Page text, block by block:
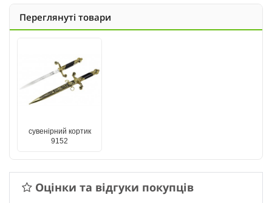
Переглянуті товари
сувенірний кортик
9152
Оцінки та відгуки покупців